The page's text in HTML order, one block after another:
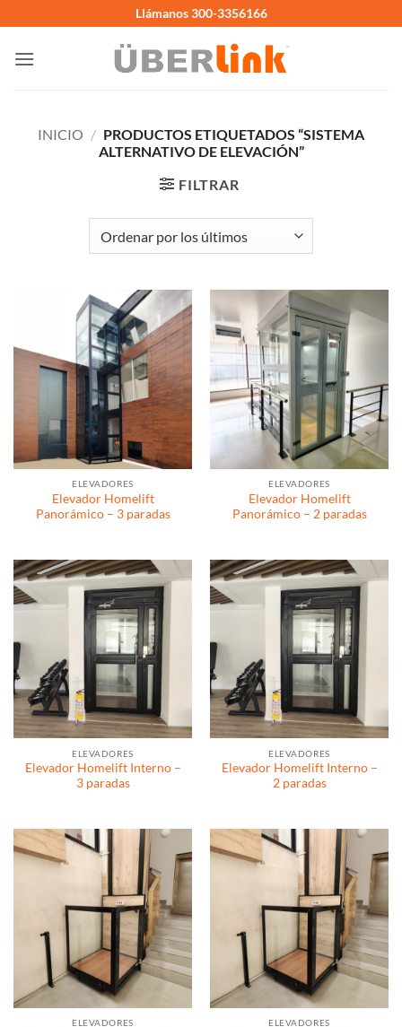
al
contenido
Llámanos 300-3356166
INICIO / PRODUCTOS ETIQUETADOS “SISTEMA
ALTERNATIVO DE ELEVACIÓN”
FILTRAR
ELEVADORES
Elevador Homelift
Panorámico – 3 paradas
ELEVADORES
Elevador Homelift
Panorámico – 2 paradas
ELEVADORES
Elevador Homelift Interno –
3 paradas
ELEVADORES
Elevador Homelift Interno –
2 paradas
ELEVADORES ELEVADORES